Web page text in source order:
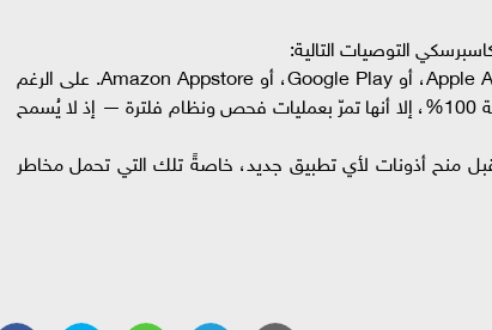
التوصيات التالية:
• حمّل التطبيقات من المتاجر الرسمية فقط مثل Apple App Store، أو Google Play، أو Amazon Appstore. على الرغم
من أن التطبيقات المتوفرة في هذه المتاجر ليست آمنة بنسبة 100%، إلا أنها تمرّ بعمليات فحص ونظام فلترة — إذ لا يُسمح
منح أذونات لأي تطبيق جديد، خاصةً تلك التي تحمل مخاطر